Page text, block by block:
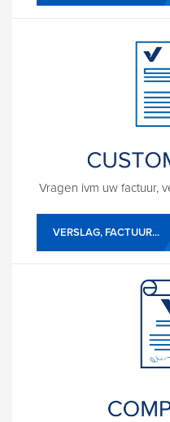
Vragen ivm uw factuur,
VERSLAG, FACTUUR...